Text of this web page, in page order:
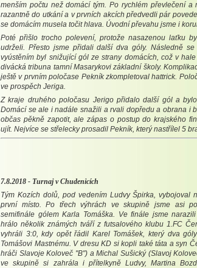
menším počtu než domácí tým. Po rychlém převlečení a
razantně do utkání a v prvních akcích předvedli pár
se domácím musela točit hlava. Úvodní převahu jsme i
Poté přišlo trocho polevení, protože nasazenou laťku
udrželi. Přesto jsme přidali další dva góly. Následně
vyústěním byl snižující gól ze strany domácích, což v
divácká tribuna tamní Masarykovi základní školy.
ještě v prvním poločase Pekník zkompletoval hattrick.
ve prospěch Jeriga.
Z kraje druhého poločasu Jerigo přidalo další gól a
Domácí se ale i nadále snažili a rvali dopředu a obrana i
občas pěkně zapotit, ale zápas o postup do krajského
ujít. Nejvíce se střelecky prosadil Pekník, který nastřílel 5
7.8.2018 - Turnaj v Chudenicích
Tým Kozích dolů, pod vedením Ludvy Špirka, vybojoval
první místo. Po třech výhrách ve skupině jsme asi
semifinále gólem Karla Tomáška. Ve finále jsme
hrálo několik známých tváří z futsalového klubu 1.FC
vyhráli 3:0, kdy opět řádil Karel Tomášek, který dva
Tomášovi Mastnému. V dresu KD si kopli také táta a syn
hráči Slavoje Koloveč "B") a Michal Sušický (Slavoj
ve skupině si zahrála i přítelkyně Ludvy, Martina